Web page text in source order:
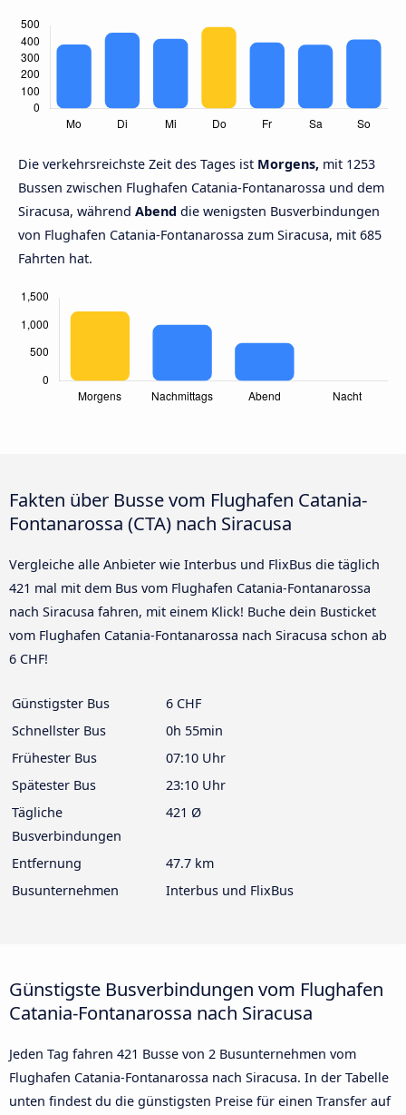
Die verkehrsreichste Zeit des Tages ist Morgens, mit 1253
Bussen zwischen Flughafen Catania-Fontanarossa und dem
Siracusa, während Abend die wenigsten Busverbindungen
von Flughafen Catania-Fontanarossa zum Siracusa, mit 685
Fahrten hat.
Fakten über Busse vom Flughafen Catania-
Fontanarossa (CTA) nach Siracusa
Vergleiche alle Anbieter wie Interbus und FlixBus die täglich
421 mal mit dem Bus vom Flughafen Catania-Fontanarossa
nach Siracusa fahren, mit einem Klick! Buche dein Busticket
vom Flughafen Catania-Fontanarossa nach Siracusa schon ab
6 CHF!
Günstigster Bus
6 CHF
Schnellster Bus
0h 55min
Frühester Bus
07:10 Uhr
Spätester Bus
23:10 Uhr
Tägliche
Busverbindungen
421 Ø
Entfernung
47.7 km
Busunternehmen
Interbus und FlixBus
Günstigste Busverbindungen vom Flughafen
Catania-Fontanarossa nach Siracusa
Jeden Tag fahren 421 Busse von 2 Busunternehmen vom
Flughafen Catania-Fontanarossa nach Siracusa. In der Tabelle
unten findest du die günstigsten Preise für einen Transfer auf